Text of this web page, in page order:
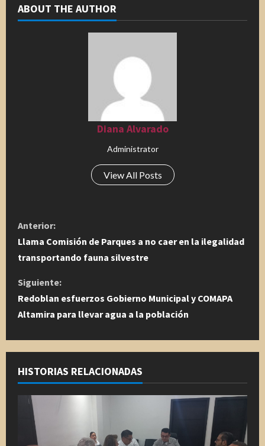
ABOUT THE AUTHOR
Diana Alvarado
Administrator
View All Posts
S
i
u
e
l
e
y
Anterior:
Llama Comisión de Parques a no caer en la ilegalidad
transportando fauna silvestre
Siguiente:
Redoblan esfuerzos Gobierno Municipal y COMAPA
Altamira para llevar agua a la población
HISTORIAS RELACIONADAS